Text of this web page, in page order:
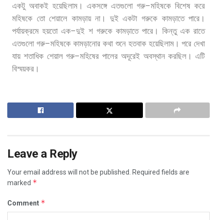
একটু অবাকই হয়েছিলাম। একসঙ্গে এতগুলো গরু–মহিষকে বিশেষ করে
মহিষকে তো শেয়ালে কামড়ায় না। দুই একটা গরুকে কামড়াতে পারে।
পর্যায়ক্রমে হয়তো এক–দুই শ গরুকে কামড়াতে পারে। কিন্তু এক রাতে
এতগুলো গরু–মহিষকে কামড়ানোর কথা শুনে হতবাক হয়েছিলাম। পরে দেখা
যায় শতাধিক শেয়াল গরু–মহিষের পালের অদূরেই অবস্থান করছিল। এটি
বিস্ময়কর।
Leave a Reply
Your email address will not be published.
Required fields are
marked *
Comment *